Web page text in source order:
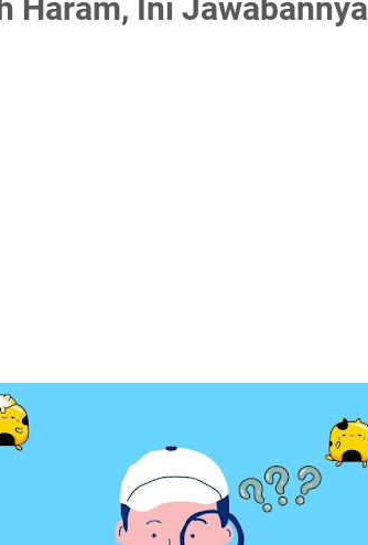
Haram, Ini Jawabannya